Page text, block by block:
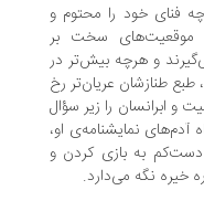
خود را محتوم و
سخت بر
و هرچه بیش‌تر در
عریان‌تر رخ
را زیر سؤال
نمایشنامه‌ی او،
به بازی کردن و
می‌دارد.